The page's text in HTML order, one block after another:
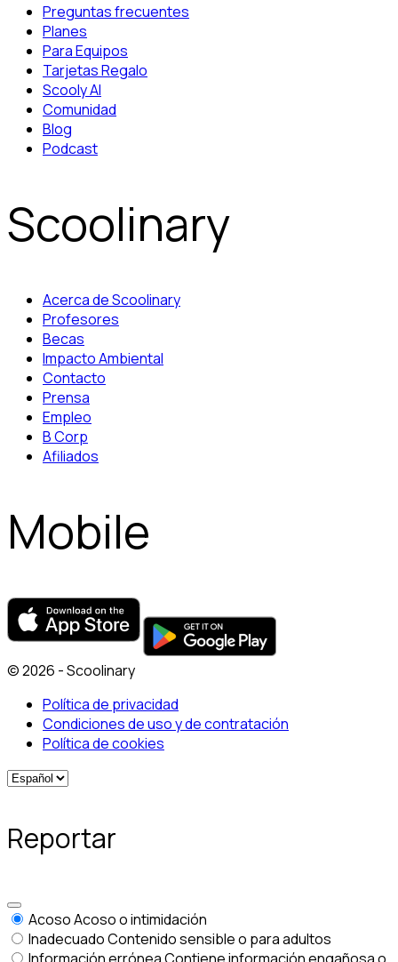
Preguntas frecuentes
Planes
Para Equipos
Tarjetas Regalo
Scooly AI
Comunidad
Blog
Podcast
Scoolinary
Acerca de Scoolinary
Profesores
Becas
Impacto Ambiental
Contacto
Prensa
Empleo
B Corp
Afiliados
Mobile
© 2026 - Scoolinary
Política de privacidad
Condiciones de uso y de contratación
Política de cookies
Reportar
AcosoAcoso o intimidación
InadecuadoContenido sensible o para adultos